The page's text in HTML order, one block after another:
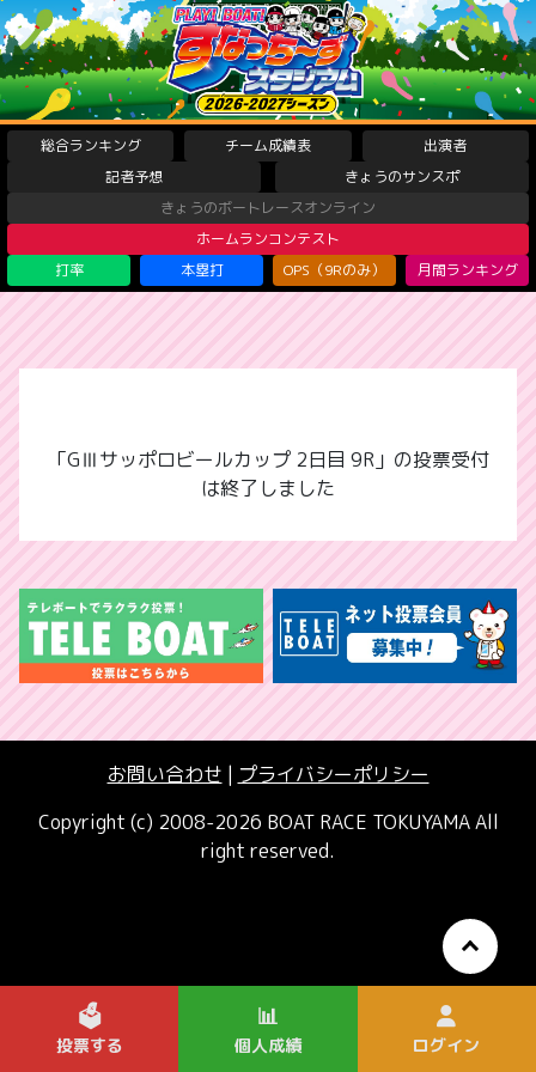
総合ランキング チーム成績表
出演者
記者予想
きょうのサンスポ
きょうのボートレースオンライン
ホームランコンテスト
打率
本塁打 OPS（9Rのみ） 月間ランキング
「GⅢサッポロビールカップ 2日目 9R」の投票受付
は終了しました
お問い合わせ | プライバシーポリシー
Copyright (c) 2008-2026 BOAT RACE TOKUYAMA All
right reserved.
🗳️
投票する
📊
個人成績 ログイン